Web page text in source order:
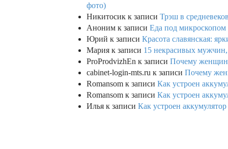
фото)
Никитосик к записи Трэш в
Аноним к записи Еда под микроскопом
Юрий к записи Красота славянская:
Мария к записи 15 некрасивых
ProProdvizhEn к записи Почему
cabinet-login-mts.ru к записи Почему
Romansom к записи Как устроен
Romansom к записи Как устроен
Илья к записи Как устроен